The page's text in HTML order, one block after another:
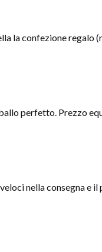
la confezione regalo
perfetto. Prezzo
nella consegna e